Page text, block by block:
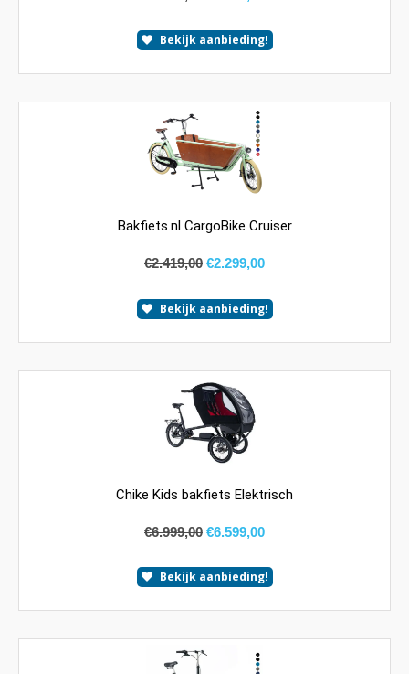
Bekijk aanbieding!
Bakfiets.nl CargoBike Cruiser
€2.419,00 €2.299,00
Bekijk aanbieding!
Chike Kids bakfiets Elektrisch
€6.999,00 €6.599,00
Bekijk aanbieding!